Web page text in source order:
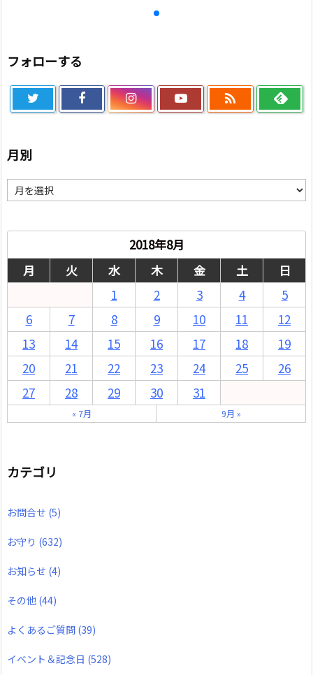
フォローする

月別
別
2018年8月
月
火 水 木 金 土
日
1
2 3 4
5
6
7 8 9 10 11
12
13
14 15 16 17 18
19
20
21 22 23 24 25
26
27
28 29 30 31
« 7月 9月 »
カテゴリ
お問合せ (5)
お守り (632)
お知らせ (4)
その他 (44)
よくあるご質問 (39)
イベント＆記念日 (528)